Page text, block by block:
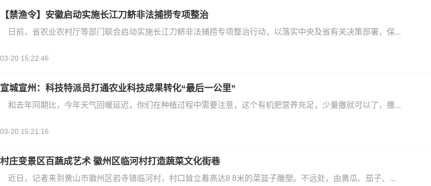
【禁渔令】安徽启动实施长江刀鲚非法捕捞专项整治
日前，省农业农村厅等部门联合启动实施长江刀鲚非法捕捞专项整治行动，以落实中央及省有关决策部署，保...
03-20 15:22:46
宣城宣州：科技特派员打通农业科技成果转化“最后一公里”
和去年同期比，今年天气回暖延迟，你们在种植过程中需要注意，这个有机肥营养充足，少量撒就可以了，撒...
03-20 15:21:16
村庄变景区百蔬成艺术 徽州区临河村打造蔬菜文化街巷
近日，记者来到黄山市徽州区岩寺镇临河村，村口耸立着高达8 8米的菜篮子雕塑。不远处，由黄瓜、茄子、...